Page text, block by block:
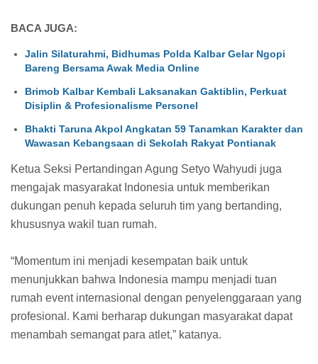
BACA JUGA:
Jalin Silaturahmi, Bidhumas Polda Kalbar Gelar Ngopi
Bareng Bersama Awak Media Online
Brimob Kalbar Kembali Laksanakan Gaktiblin, Perkuat
Disiplin & Profesionalisme Personel
Bhakti Taruna Akpol Angkatan 59 Tanamkan Karakter dan
Wawasan Kebangsaan di Sekolah Rakyat Pontianak
Ketua Seksi Pertandingan Agung Setyo Wahyudi juga
mengajak masyarakat Indonesia untuk memberikan
dukungan penuh kepada seluruh tim yang bertanding,
khususnya wakil tuan rumah.
“Momentum ini menjadi kesempatan baik untuk
menunjukkan bahwa Indonesia mampu menjadi tuan
rumah event internasional dengan penyelenggaraan yang
profesional. Kami berharap dukungan masyarakat dapat
menambah semangat para atlet,” katanya.